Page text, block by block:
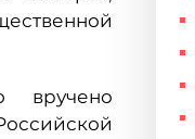
вручено